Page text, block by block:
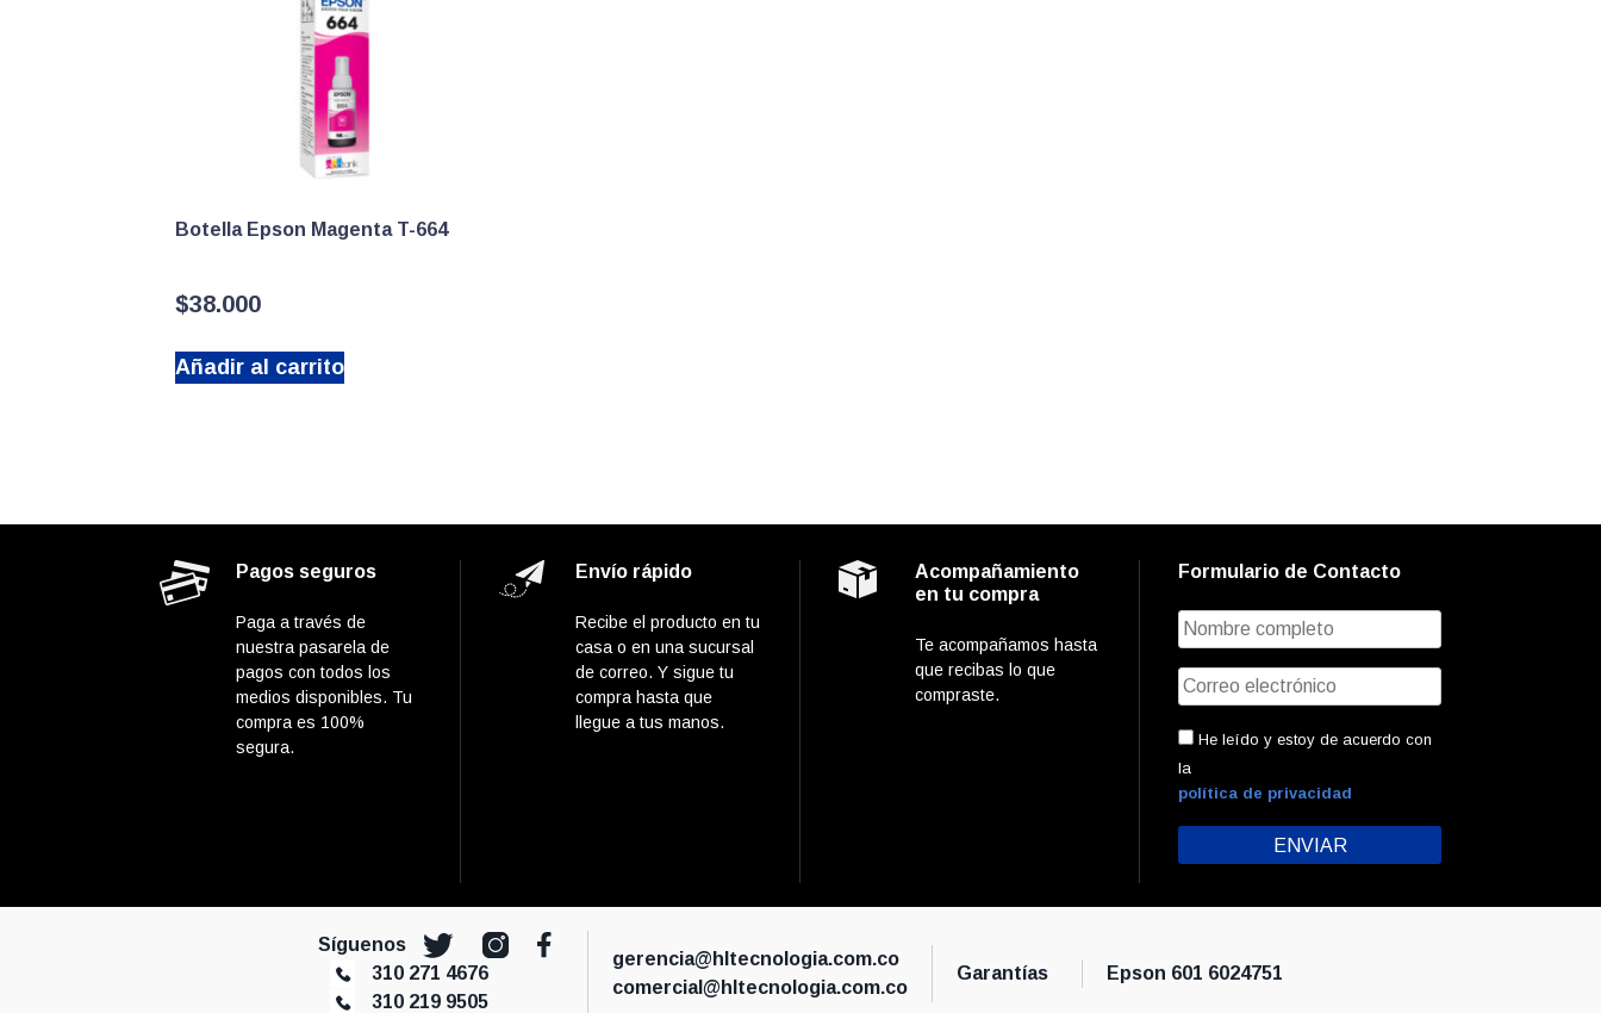
Botella Epson Magenta T-664
$38.000
Añadir al carrito
Pagos seguros
Paga a través de
nuestra pasarela de
pagos con todos los
medios disponibles. Tu
compra es 100%
segura.
Envío rápido
Recibe el producto en tu
casa o en una sucursal
de correo. Y sigue tu
compra hasta que
llegue a tus manos.
Acompañamiento
en tu compra
Te acompañamos hasta
que recibas lo que
compraste.
Formulario de Contacto
He leído y estoy de acuerdo con
la
política de privacidad
Síguenos
310 271 4676
310 219 9505
gerencia@hltecnologia.com.co
comercial@hltecnologia.com.co
Garantías Epson 601 6024751